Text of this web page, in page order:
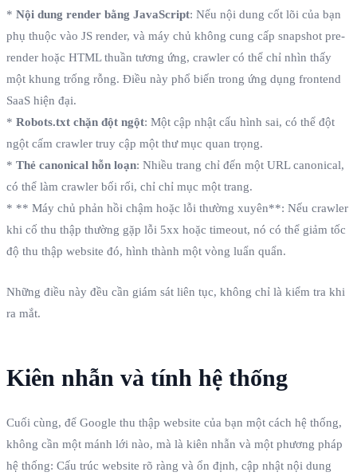
* Nội dung render bằng JavaScript: Nếu nội dung cốt lõi của bạn
phụ thuộc vào JS render, và máy chủ không cung cấp snapshot pre-
render hoặc HTML thuần tương ứng, crawler có thể chỉ nhìn thấy
một khung trống rỗng. Điều này phổ biến trong ứng dụng frontend
SaaS hiện đại.
* Robots.txt chặn đột ngột: Một cập nhật cấu hình sai, có thể đột
ngột cấm crawler truy cập một thư mục quan trọng.
* Thẻ canonical hỗn loạn: Nhiều trang chỉ đến một URL canonical,
có thể làm crawler bối rối, chỉ chỉ mục một trang.
* ** Máy chủ phản hồi chậm hoặc lỗi thường xuyên**: Nếu crawler
khi cố thu thập thường gặp lỗi 5xx hoặc timeout, nó có thể giảm tốc
độ thu thập website đó, hình thành một vòng luẩn quẩn.
Những điều này đều cần giám sát liên tục, không chỉ là kiểm tra khi
ra mắt.
Kiên nhẫn và tính hệ thống
Cuối cùng, để Google thu thập website của bạn một cách hệ thống,
không cần một mánh lới nào, mà là kiên nhẫn và một phương pháp
hệ thống: Cấu trúc website rõ ràng và ổn định, cập nhật nội dung